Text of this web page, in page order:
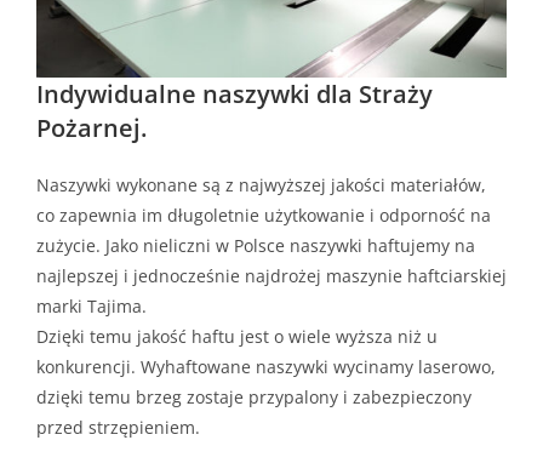
Indywidualne naszywki dla Straży
Pożarnej.
Naszywki wykonane są z najwyższej jakości materiałów,
co zapewnia im długoletnie użytkowanie i odporność na
zużycie. Jako nieliczni w Polsce naszywki haftujemy na
najlepszej i jednocześnie najdrożej maszynie haftciarskiej
marki Tajima.
Dzięki temu jakość haftu jest o wiele wyższa niż u
konkurencji. Wyhaftowane naszywki wycinamy laserowo,
dzięki temu brzeg zostaje przypalony i zabezpieczony
przed strzępieniem.